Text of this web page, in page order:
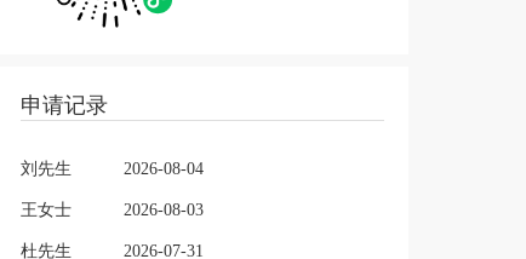
申请记录
刘先生 2026-08-04
王女士 2026-08-03
杜先生 2026-07-31